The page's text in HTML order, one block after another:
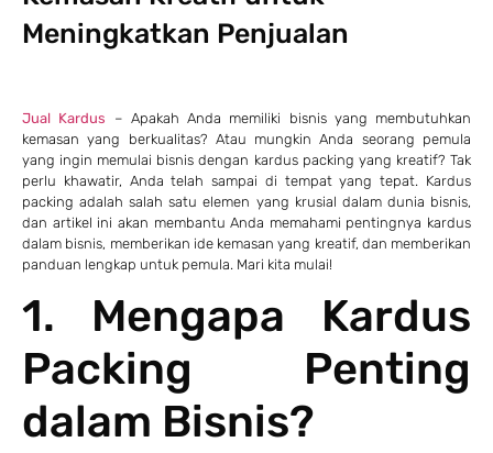
Meningkatkan Penjualan
Jual Kardus – Apakah Anda memiliki bisnis yang membutuhkan
kemasan yang berkualitas? Atau mungkin Anda seorang pemula
yang ingin memulai bisnis dengan kardus packing yang kreatif? Tak
perlu khawatir, Anda telah sampai di tempat yang tepat. Kardus
packing adalah salah satu elemen yang krusial dalam dunia bisnis,
dan artikel ini akan membantu Anda memahami pentingnya kardus
dalam bisnis, memberikan ide kemasan yang kreatif, dan memberikan
panduan lengkap untuk pemula. Mari kita mulai!
1. Mengapa Kardus
Packing Penting
dalam Bisnis?